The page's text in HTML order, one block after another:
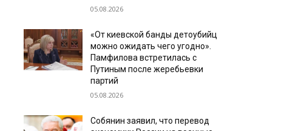
05.08.2026
«От киевской банды детоубийц
можно ожидать чего угодно».
Памфилова встретилась с
Путиным после жеребьевки
партий
05.08.2026
Собянин заявил, что перевод